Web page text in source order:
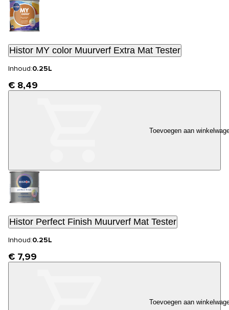
Histor MY color Muurverf Extra Mat Tester
Inhoud:0.25L
€ 8,49
Toevoegen aan
Histor Perfect Finish Muurverf Mat Tester
Inhoud:0.25L
€ 7,99
Toevoegen aan